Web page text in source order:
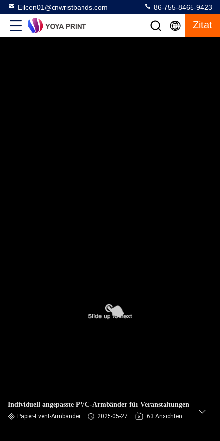
Eileen01@cnwristbands.com 86-755-8465-9423
Zitat
Individuell angepasste PVC-Armbänder für Veranstaltungen
Papier-Event-Armbänder 2025-05-27 63 Ansichten